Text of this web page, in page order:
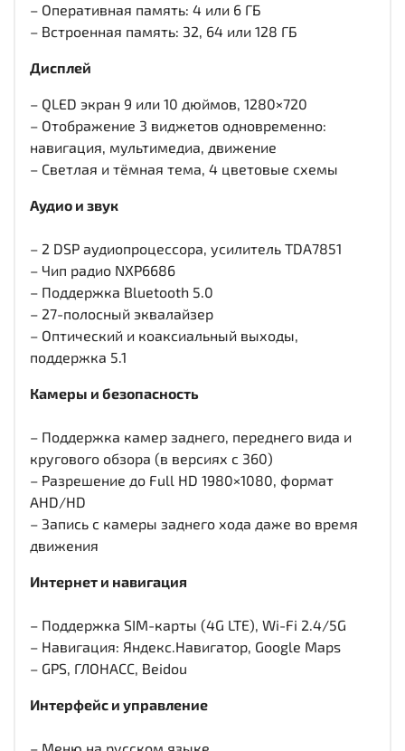
– Оперативная память: 4 или 6 ГБ
– Встроенная память: 32, 64 или 128 ГБ
Дисплей
– QLED экран 9 или 10 дюймов, 1280×720
– Отображение 3 виджетов одновременно:
навигация, мультимедиа, движение
– Светлая и тёмная тема, 4 цветовые схемы
Аудио и звук
– 2 DSP аудиопроцессора, усилитель TDA7851
– Чип радио NXP6686
– Поддержка Bluetooth 5.0
– 27-полосный эквалайзер
– Оптический и коаксиальный выходы,
поддержка 5.1
Камеры и безопасность
– Поддержка камер заднего, переднего вида и
кругового обзора (в версиях с 360)
– Разрешение до Full HD 1980×1080, формат
AHD/HD
– Запись с камеры заднего хода даже во время
движения
Интернет и навигация
– Поддержка SIM-карты (4G LTE), Wi-Fi 2.4/5G
– Навигация: Яндекс.Навигатор, Google Maps
– GPS, ГЛОНАСС, Beidou
Интерфейс и управление